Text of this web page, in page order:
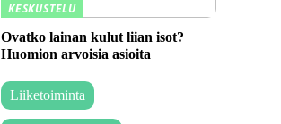
KESKUSTELU
Ovatko lainan kulut liian isot?
Huomion arvoisia asioita
Liiketoiminta